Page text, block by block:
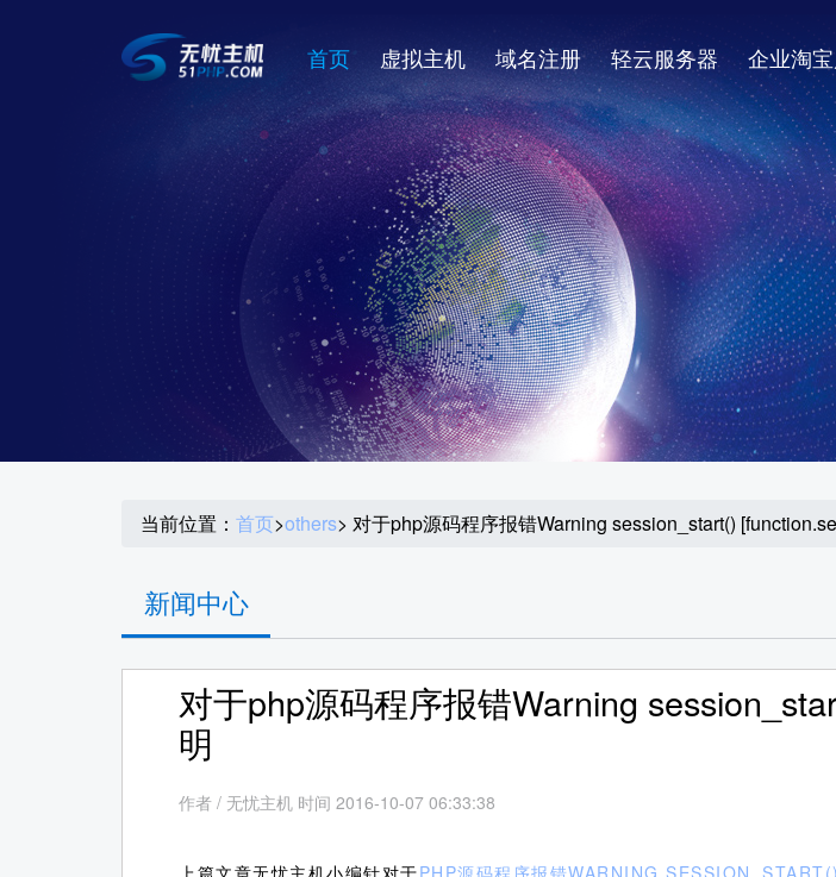
首页 虚拟主机 域名注册 轻云服务器 企业淘
当前位置： 首页>others> 对于php源码程序报错Warning session_start()
新闻中心
对于php源码程序报错Warning
明
作者 / 无忧主机 时间 2016-10-07 06:33:38
上篇文章无忧主机小编针对于PHP源码程序报错WARNING